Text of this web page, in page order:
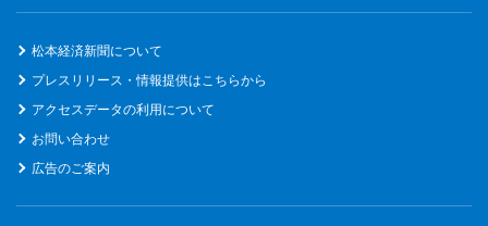
松本経済新聞について
プレスリリース・情報提供はこちらから
アクセスデータの利用について
お問い合わせ
広告のご案内